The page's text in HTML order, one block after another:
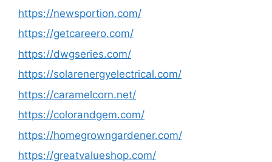
https://newsportion.com/
https://getcareero.com/
https://dwgseries.com/
https://solarenergyelectrical.com/
https://caramelcorn.net/
https://colorandgem.com/
https://homegrowngardener.com/
https://greatvalueshop.com/